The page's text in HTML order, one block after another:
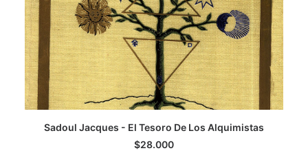
LEER MÁS
Sadoul Jacques - El Tesoro De Los Alquimistas
$28.000